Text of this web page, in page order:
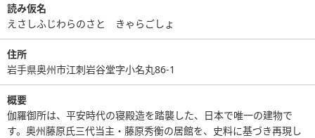
読み仮名
えさしふじわらのさと きゃらごしょ
住所
岩手県奥州市江刺岩谷堂字小名丸86-1
概要
伽羅御所は、平安時代の寝殿造を踏襲した、日本で唯一の建物で
す。奥州藤原氏三代当主・藤原秀衡の居館を、史料に基づき再現し